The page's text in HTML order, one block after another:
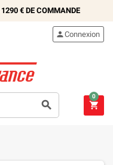
1290 €DE COMMANDE

Connexion

0